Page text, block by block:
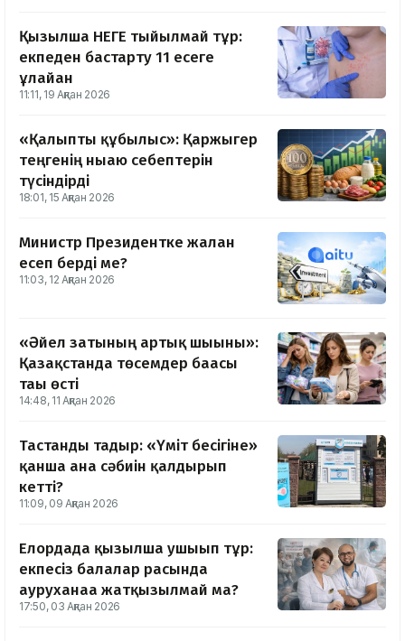
Қызылша НЕГЕ тыйылмай тұр:
екпеден бастарту 11 есеге
ұлғайған
11:11, 19 Ақпан 2026
«Қалыпты құбылыс»: Қаржыгер
теңгенің нығаю себептерін
түсіндірді
18:01, 15 Ақпан 2026
Министр Президентке жалған
есеп берді ме?
11:03, 12 Ақпан 2026
«Әйел затының артық шығыны»:
Қазақстанда төсемдер бағасы
тағы өсті
14:48, 11 Ақпан 2026
Тастанды тағдыр: «Үміт бесігіне»
қанша ана сәбиін қалдырып
кетті?
11:09, 09 Ақпан 2026
Елордада қызылша ушығып тұр:
екпесіз балалар расында
ауруханаға жатқызылмай ма?
17:50, 03 Ақпан 2026